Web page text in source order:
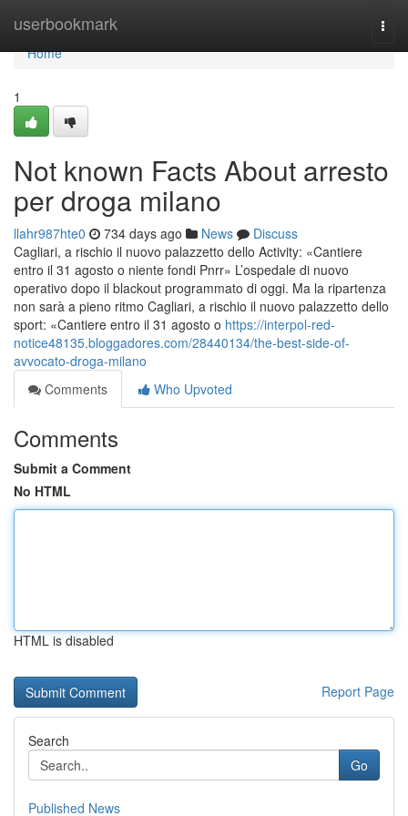
userbookmark
Home
Home
1
Not known Facts About arresto
per droga milano
llahr987hte0 734 days ago News
Discuss
Cagliari, a rischio il nuovo palazzetto dello Activity: «Cantiere
entro il 31 agosto o niente fondi Pnrr» L’ospedale di nuovo
operativo dopo il blackout programmato di oggi. Ma la ripartenza
non sarà a pieno ritmo Cagliari, a rischio il nuovo palazzetto dello
sport: «Cantiere entro il 31 agosto o https://interpol-red-
notice48135.bloggadores.com/28440134/the-best-side-of-
avvocato-droga-milano
Comments
Who Upvoted
Comments
Submit a Comment
No HTML
HTML is disabled
Report Page
Search
Go
Published News